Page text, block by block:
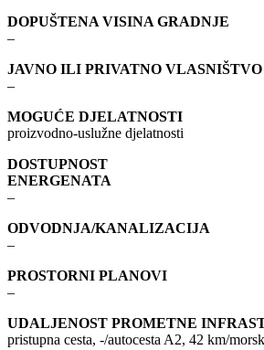
DOPUŠTENA VISINA GRADNJE
–
JAVNO ILI PRIVATNO VLASNIŠTVO
–
MOGUĆE DJELATNOSTI
proizvodno-uslužne djelatnosti
DOSTUPNOST
ENERGENATA
–
ODVODNJA/KANALIZACIJA
–
PROSTORNI PLANOVI
–
UDALJENOST PROMETNE
pristupna cesta, -/autocesta A2, 42 km/